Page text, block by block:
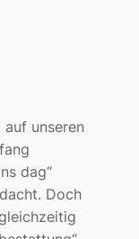
unseren
dag“
Doch